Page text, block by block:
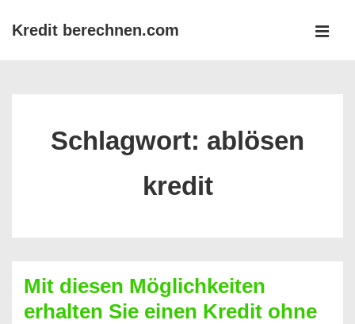
ZumKredit berechnen.com
Schlagwort: ablösen
kredit
Mit diesen Möglichkeiten
erhalten Sie einen Kredit ohne